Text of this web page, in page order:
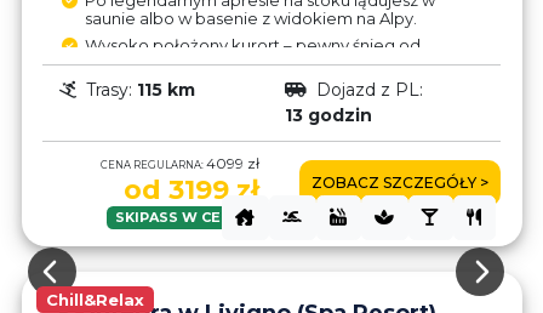
saunie albo w basenie z widokiem na Alpy.
Wysoko położony kurort – pewny śnieg od
listopada do maja.
Strefa wolnocłowa (1l Finlandia – 7€,
Jägermeister – 9€) - oszczędności wystarczą
połączenia wyciągami.
Brak aneksów – pyszne wyżywienie HB w
hotelu tylko 30€/dzień.
Trasy: 115 km
Dojazd z PL:
13 godzin
CENA REGULARNA: 4099 zł
od 3199 zł
SKIPASS W CENIE!
ZOBACZ SZCZEGÓŁY >
Chill&Relax